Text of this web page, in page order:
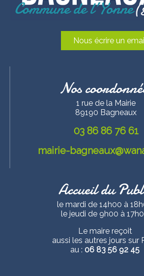
Nous écrire un
Nos
1 rue de la Mairie
89190 Bagneaux
03 86 86 76 61
mairie-
Accueil du
le mardi de 14h00 à
le jeudi de 9h00 à
Le maire reçoit
aussi les autres jours sur
au : 06 83 56 92 45